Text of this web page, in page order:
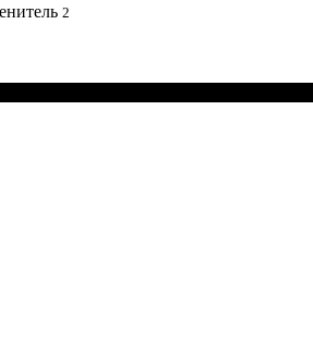
2